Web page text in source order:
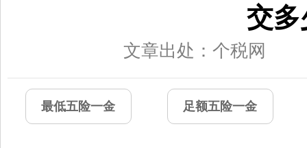
交多
文章出处：个税网
最低五险一金 足额五险一金